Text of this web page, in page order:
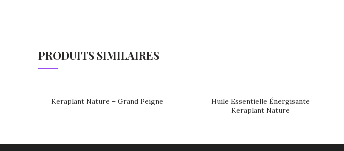
PRODUITS SIMILAIRES
Keraplant Nature – Grand Peigne
Huile Essentielle Énergisante
Keraplant Nature